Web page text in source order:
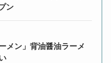
ン
メン」背油醤油ラーメ